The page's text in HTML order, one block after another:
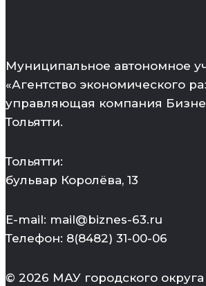
Муниципальное автономное
«Агентство экономического
управляющая компания
Тольятти.
Тольятти:
бульвар Королёва, 13
E-mail: mail@biznes-63.ru
Телефон: 8(8482) 31-00-06
© 2026 МАУ городского округа